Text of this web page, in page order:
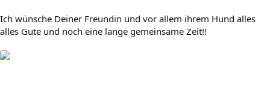
Ich wünsche Deiner Freundin und vor allem ihrem Hund alles
alles Gute und noch eine lange gemeinsame Zeit!!